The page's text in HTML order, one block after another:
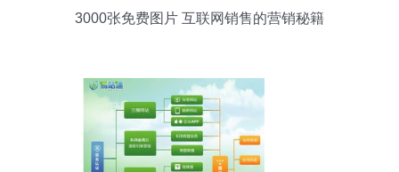
3000张免费图片 互联网销售的营销秘籍